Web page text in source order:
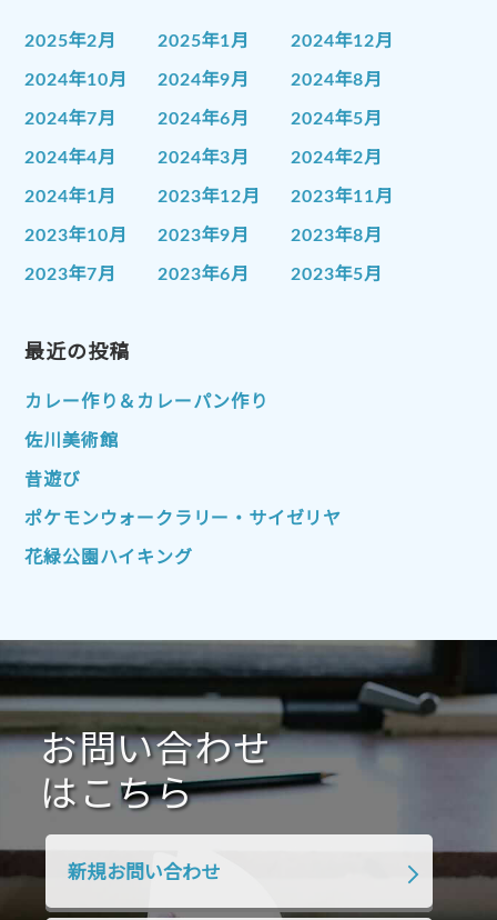
2025年2月 2025年1月 2024年12月
2024年10月 2024年9月 2024年8月
2024年7月 2024年6月 2024年5月
2024年4月 2024年3月 2024年2月
2024年1月 2023年12月 2023年11月
2023年10月 2023年9月 2023年8月
2023年7月 2023年6月 2023年5月
2023年1月
2022年10月 2022年9月
2022年7月
2022年4月
2022年1月 2021年12月 2021年11月
2021年10月 2021年9月
2021年1月 2020年12月 2020年11月
2020年10月 2020年9月 2020年8月
2020年7月 2020年6月 2020年5月
2020年4月 2020年3月 2020年2月
2019年9月
最近の投稿
カレー作り＆カレーパン作り
佐川美術館
昔遊び
ポケモンウォークラリー・サイゼリヤ
花緑公園ハイキング
お問い合わせ
はこちら
新規お問い合わせ